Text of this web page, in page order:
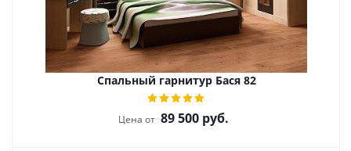
Спальный гарнитур Бася 82
Цена от 89 500 руб.